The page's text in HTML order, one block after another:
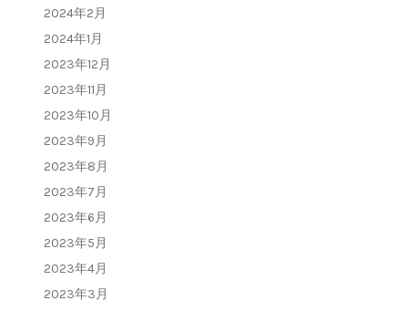
2024年2月
2024年1月
2023年12月
2023年11月
2023年10月
2023年9月
2023年8月
2023年7月
2023年6月
2023年5月
2023年4月
2023年3月